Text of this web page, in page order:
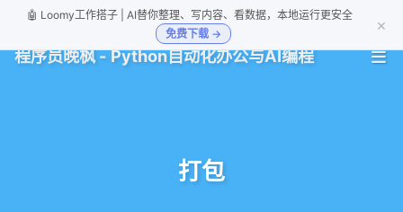
🤖 Loomy工作搭子 | AI替你整理、写内容、看数据，本地运行更安全
免费下载 →
×
程序员晚枫 - Python自动化办公与AI编程
打包